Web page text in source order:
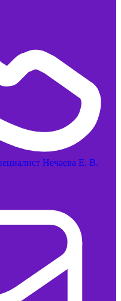
Нечаева Е. В.